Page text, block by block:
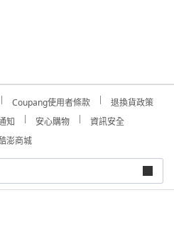
Coupang使用者條款
退換貨政策
知 安心購物
資訊安全
澎商城